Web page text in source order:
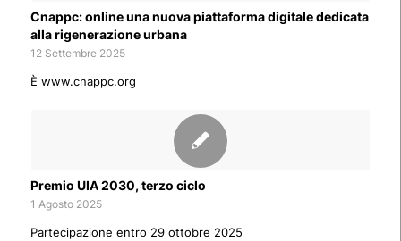
Cnappc: online una nuova piattaforma digitale dedicata
alla rigenerazione urbana
12 Settembre 2025
È www.cnappc.org
Premio UIA 2030, terzo ciclo
1 Agosto 2025
Partecipazione entro 29 ottobre 2025